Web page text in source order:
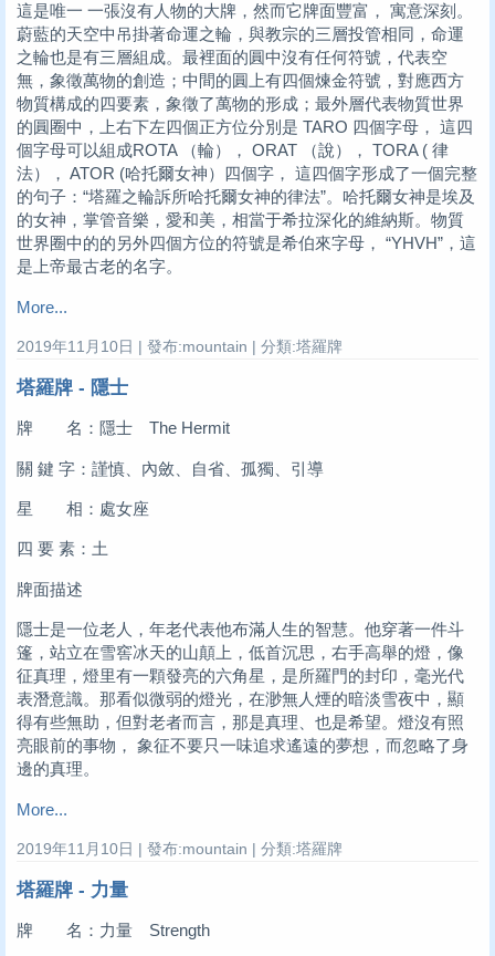
這是唯一 一張沒有人物的大牌，然而它牌面豐富， 寓意深刻。
蔚藍的天空中吊掛著命運之輪，與教宗的三層投管相同，命運
之輪也是有三層組成。最裡面的圓中沒有任何符號，代表空
無，象徵萬物的創造；中間的圓上有四個煉金符號，對應西方
物質構成的四要素，象徵了萬物的形成；最外層代表物質世界
的圓圈中，上右下左四個正方位分別是 TARO 四個字母， 這四
個字母可以組成ROTA （輪）， ORAT （說）， TORA ( 律
法）， ATOR (哈托爾女神）四個字， 這四個字形成了一個完整
的句子：“塔羅之輪訴所哈托爾女神的律法”。哈托爾女神是埃及
的女神，掌管音樂，愛和美，相當于希拉深化的維納斯。物質
世界圈中的的另外四個方位的符號是希伯來字母， “YHVH”，這
是上帝最古老的名字。
More...
2019年11月10日 | 發布:mountain | 分類:塔羅牌
塔羅牌 - 隱士
牌 名：隱士 The Hermit
關 鍵 字：謹慎、內斂、自省、孤獨、引導
星 相：處女座
四 要 素：土
牌面描述
隱士是一位老人，年老代表他布滿人生的智慧。他穿著一件斗
篷，站立在雪窖冰天的山顛上，低首沉思，右手高舉的燈，像
征真理，燈里有一顆發亮的六角星，是所羅門的封印，毫光代
表潛意識。那看似微弱的燈光，在渺無人煙的暗淡雪夜中，顯
得有些無助，但對老者而言，那是真理、也是希望。燈沒有照
亮眼前的事物， 象征不要只一味追求遙遠的夢想，而忽略了身
邊的真理。
More...
2019年11月10日 | 發布:mountain | 分類:塔羅牌
塔羅牌 - 力量
牌 名：力量 Strength